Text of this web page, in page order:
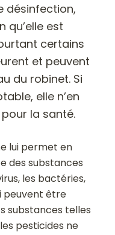
désinfection,
qu’elle est
certains
et peuvent
du robinet. Si
elle n’en
la santé.
lui permet en
des substances
les bactéries,
peuvent être
substances telles
pesticides ne